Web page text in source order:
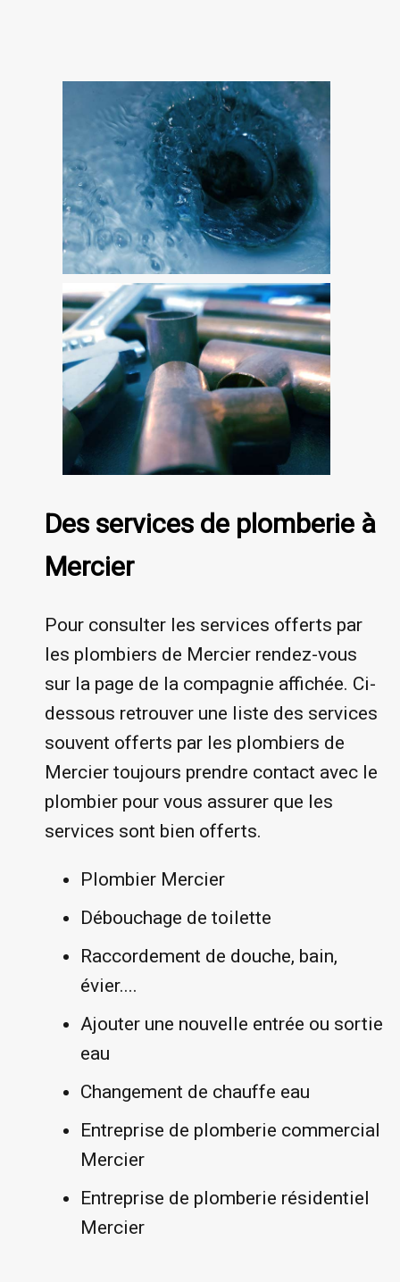
Des services de plomberie à
Mercier
Pour consulter les services offerts par
les plombiers de Mercier rendez-vous
sur la page de la compagnie affichée. Ci-
dessous retrouver une liste des services
souvent offerts par les plombiers de
Mercier toujours prendre contact avec le
plombier pour vous assurer que les
services sont bien offerts.
Plombier Mercier
Débouchage de toilette
Raccordement de douche, bain,
évier....
Ajouter une nouvelle entrée ou sortie
eau
Changement de chauffe eau
Entreprise de plomberie commercial
Mercier
Entreprise de plomberie résidentiel
Mercier